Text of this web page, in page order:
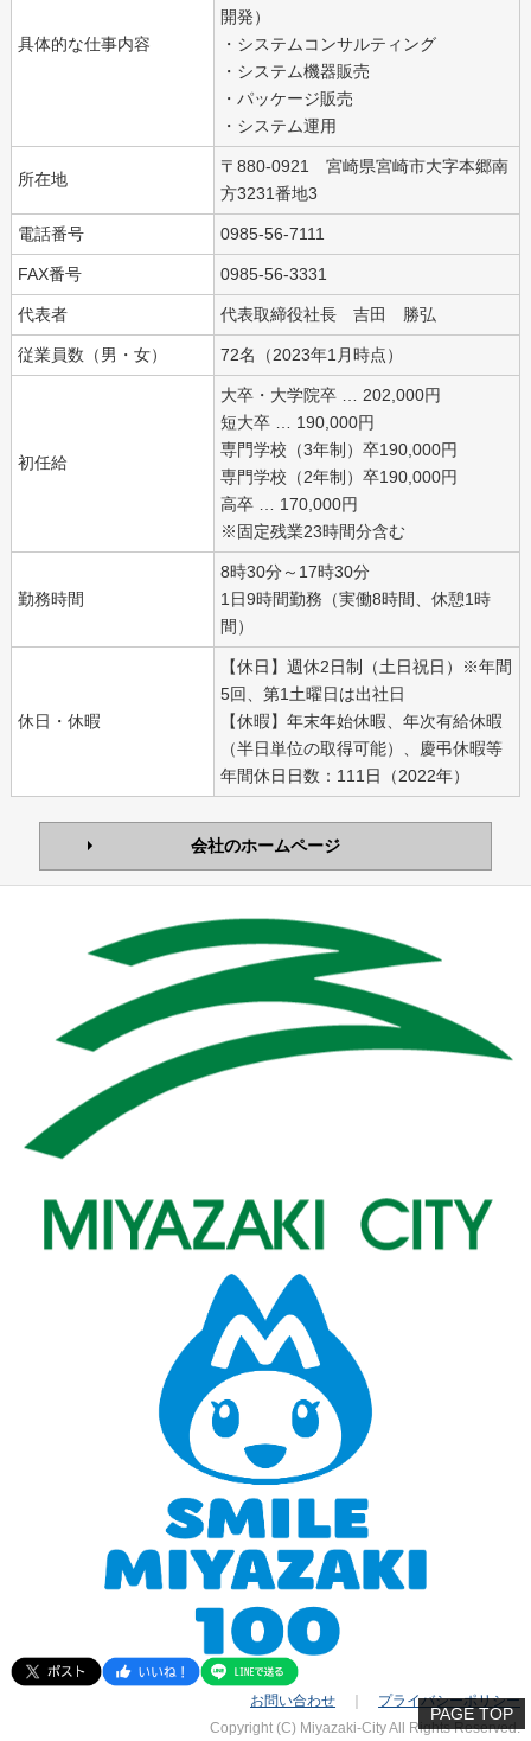
具体的な仕事内容
開発）
・システムコンサルティング
・システム機器販売
・パッケージ販売
・システム運用
所在地
〒880-0921 宮崎県宮崎市大字本郷南
方3231番地3
電話番号 0985-56-7111
FAX番号 0985-56-3331
代表者 代表取締役社長 吉田 勝弘
従業員数（男・女） 72名（2023年1月時点）
初任給
大卒・大学院卒 … 202,000円
短大卒 … 190,000円
専門学校（3年制）卒190,000円
専門学校（2年制）卒190,000円
高卒 … 170,000円
※固定残業23時間分含む
勤務時間
8時30分～17時30分
1日9時間勤務（実働8時間、休憩1時
間）
休日・休暇
【休日】週休2日制（土日祝日）※年間
5回、第1土曜日は出社日
【休暇】年末年始休暇、年次有給休暇
（半日単位の取得可能）、慶弔休暇等
年間休日日数：111日（2022年）
会社のホームページ
PAGE TOP
お問い合わせ
プライバシーポリシー
Copyright (C) Miyazaki-City All Rights Reserved.